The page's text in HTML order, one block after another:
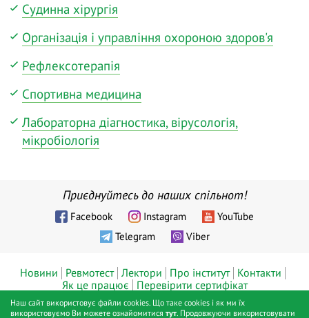
Судинна хірургія
Організація і управління охороною здоров'я
Рефлексотерапія
Спортивна медицина
Лабораторна діагностика, вірусологія,
мікробіологія
Приєднуйтесь до наших спільнот!
Facebook Instagram
YouTube
Telegram
Viber
Новини Ревмотест Лектори Про інститут Контакти
Як це працює
Перевірити сертифікат
© ТОВ «Діджитал хелс», Інститут ревматології™, Київ, 2019 - 2026
Наш сайт використовує файли cookies. Що таке cookies і як ми їх
використовуємо Ви можете ознайомитися тут. Продовжуючи використовувати